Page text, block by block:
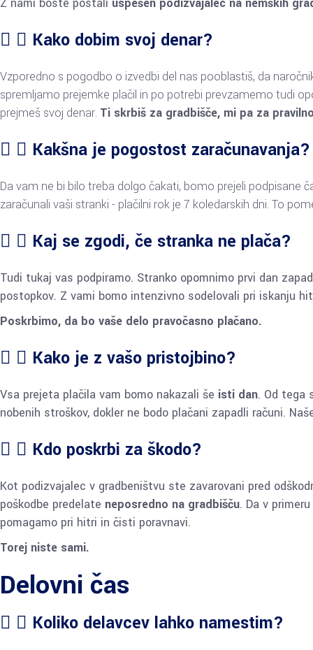
Kako dobim svoj denar?
Vzporedno s pogodbo o izvedbi del nas pooblastiš, da
spremljamo prejemke plačil in po potrebi prevzamemo tudi
prejmeš svoj denar. Ti skrbiš za gradbišče, mi pa za
Kakšna je pogostost zaračunavanja?
Da vam ne bi bilo treba dolgo čakati, bomo prejeli podpisane
zaračunali vaši stranki - plačilni rok je 7 koledarskih dni. To
Kaj se zgodi, če stranka ne plača?
Tudi tukaj vas podpiramo. Stranko opomnimo prvi dan
postopkov. Z vami bomo intenzivno sodelovali pri iskanju
Poskrbimo, da bo vaše delo pravočasno plačano.
Kako je z vašo pristojbino?
Vsa prejeta plačila vam bomo nakazali še isti dan. Od tega
nobenih stroškov, dokler ne bodo plačani zapadli računi.
Kdo poskrbi za škodo?
Kot podizvajalec v gradbeništvu ste zavarovani pred
poškodbe predelate neposredno na gradbišču. Da v
pomagamo pri hitri in čisti poravnavi.
Torej niste sami.
Delovni čas
Koliko delavcev lahko namestim?